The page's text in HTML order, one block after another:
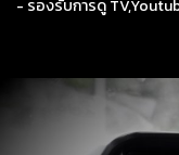
- รองรับการดู